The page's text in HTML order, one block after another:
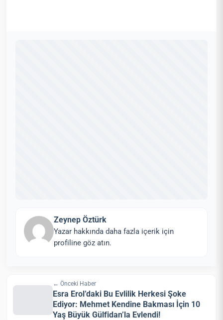
Zeynep Öztürk
Yazar hakkında daha fazla içerik için
profiline göz atın.
← Önceki Haber
Esra Erol’daki Bu Evlilik Herkesi Şoke
Ediyor: Mehmet Kendine Bakması İçin 10
Yaş Büyük Gülfidan’la Evlendi!